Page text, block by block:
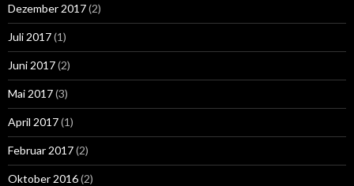
Dezember 2017(2)
Juli 2017(1)
Juni 2017(2)
Mai 2017(3)
April 2017(1)
Februar 2017(2)
Oktober 2016(2)